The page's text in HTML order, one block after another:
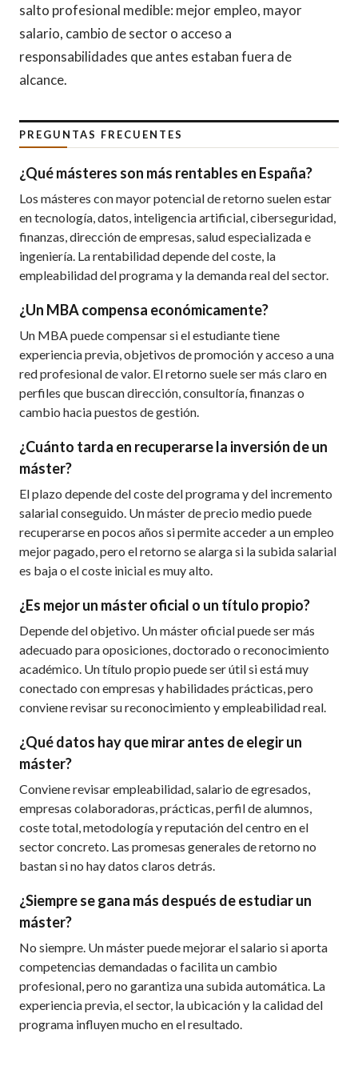
salto profesional medible: mejor empleo, mayor
salario, cambio de sector o acceso a
responsabilidades que antes estaban fuera de
alcance.
PREGUNTAS FRECUENTES
¿Qué másteres son más rentables en España?
Los másteres con mayor potencial de retorno suelen estar
en tecnología, datos, inteligencia artificial, ciberseguridad,
finanzas, dirección de empresas, salud especializada e
ingeniería. La rentabilidad depende del coste, la
empleabilidad del programa y la demanda real del sector.
¿Un MBA compensa económicamente?
Un MBA puede compensar si el estudiante tiene
experiencia previa, objetivos de promoción y acceso a una
red profesional de valor. El retorno suele ser más claro en
perfiles que buscan dirección, consultoría, finanzas o
cambio hacia puestos de gestión.
¿Cuánto tarda en recuperarse la inversión de un
máster?
El plazo depende del coste del programa y del incremento
salarial conseguido. Un máster de precio medio puede
recuperarse en pocos años si permite acceder a un empleo
mejor pagado, pero el retorno se alarga si la subida salarial
es baja o el coste inicial es muy alto.
¿Es mejor un máster oficial o un título propio?
Depende del objetivo. Un máster oficial puede ser más
adecuado para oposiciones, doctorado o reconocimiento
académico. Un título propio puede ser útil si está muy
conectado con empresas y habilidades prácticas, pero
conviene revisar su reconocimiento y empleabilidad real.
¿Qué datos hay que mirar antes de elegir un
máster?
Conviene revisar empleabilidad, salario de egresados,
empresas colaboradoras, prácticas, perfil de alumnos,
coste total, metodología y reputación del centro en el
sector concreto. Las promesas generales de retorno no
bastan si no hay datos claros detrás.
¿Siempre se gana más después de estudiar un
máster?
No siempre. Un máster puede mejorar el salario si aporta
competencias demandadas o facilita un cambio
profesional, pero no garantiza una subida automática. La
experiencia previa, el sector, la ubicación y la calidad del
programa influyen mucho en el resultado.